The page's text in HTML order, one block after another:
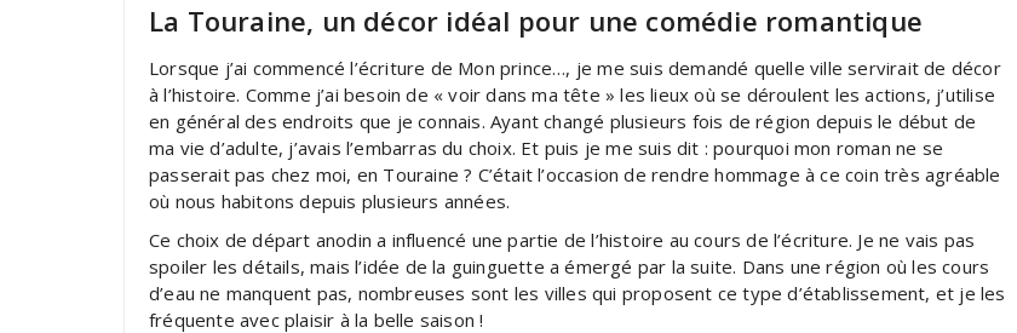
La Touraine, un décor idéal pour une comédie romantique
Lorsque j’ai commencé l’écriture de Mon prince…, je me suis demandé quelle ville servirait de décor
à l’histoire. Comme j’ai besoin de « voir dans ma tête » les lieux où se déroulent les actions, j’utilise
en général des endroits que je connais. Ayant changé plusieurs fois de région depuis le début de
ma vie d’adulte, j’avais l’embarras du choix. Et puis je me suis dit : pourquoi mon roman ne se
passerait pas chez moi, en Touraine ? C’était l’occasion de rendre hommage à ce coin très agréable
où nous habitons depuis plusieurs années.
Ce choix de départ anodin a influencé une partie de l’histoire au cours de l’écriture. Je ne vais pas
spoiler les détails, mais l’idée de la guinguette a émergé par la suite. Dans une région où les cours
d’eau ne manquent pas, nombreuses sont les villes qui proposent ce type d’établissement, et je les
fréquente avec plaisir à la belle saison !